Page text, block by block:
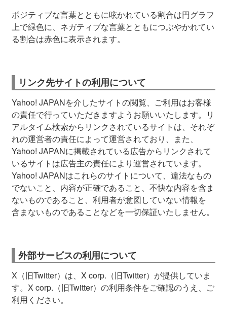
ポジティブな言葉とともに呟かれている割合は円グラフ
上で緑色に、ネガティブな言葉とともにつぶやかれてい
る割合は赤色に表示されます。
リンク先サイトの利用について
Yahoo! JAPANを介したサイトの閲覧、ご利用はお客様
の責任で行っていただきますようお願いいたします。リ
アルタイム検索からリンクされているサイトは、それぞ
れの運営者の責任によって運営されており、また、
Yahoo! JAPANに掲載されている広告からリンクされて
いるサイトは広告主の責任により運営されています。
Yahoo! JAPANはこれらのサイトについて、違法なもの
でないこと、内容が正確であること、不快な内容を含ま
ないものであること、利用者が意図していない情報を
含まないものであることなどを一切保証いたしません。
外部サービスの利用について
X（旧Twitter）は、X corp.（旧Twitter）が提供していま
す。X corp.（旧Twitter）の利用条件をご確認のうえ、ご
利用ください。